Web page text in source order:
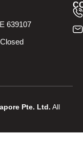
639107
Pte. Ltd. All